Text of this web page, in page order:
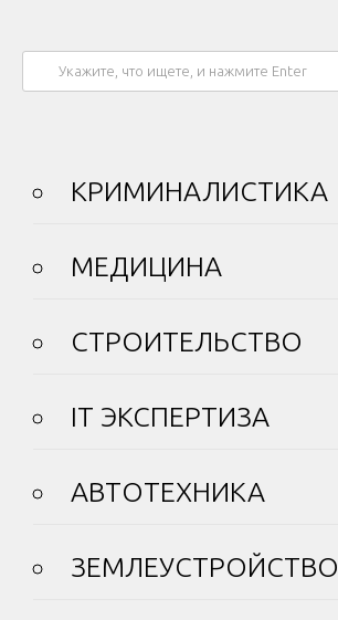
КРИМИНАЛИСТИКА
МЕДИЦИНА
СТРОИТЕЛЬСТВО
IT ЭКСПЕРТИЗА
АВТОТЕХНИКА
ЗЕМЛЕУСТРОЙСТВО